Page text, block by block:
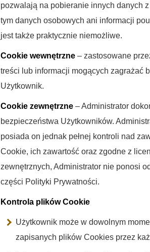
pozwalają na pobieranie innych danych
tym danych osobowych ani informacji
jest także praktycznie niemożliwe.
Cookie wewnętrzne – zastosowane
treści lub informacji mogących zagrażać
Użytkownik.
Cookie zewnętrzne – Administrator
bezpieczeństwa Użytkowników.
posiada on jednak pełnej kontroli nad
Cookie, ich zawartość oraz zgodne z
zewnętrznych, Administrator nie ponosi
części Polityki Prywatności.
Kontrola plików Cookie
Użytkownik może w dowolnym
zapisanych plików Cookies przez